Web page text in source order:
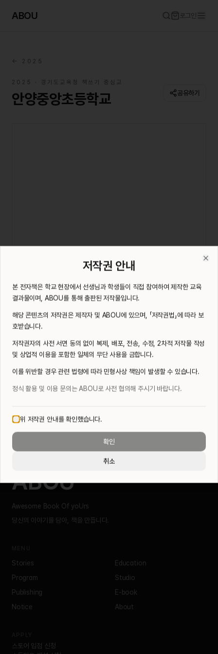
ABOU 로그인
← 2025
2025 · 경기도교육청 책쓰기 중심교
안양중앙초등학교 공유하기
전자책을 열람하시려면 저작권 안내에 동의해 주세요.
저작권 안내 다시 보기
ABOU
Awesome Book Of yoUrs
당신의 이야기를 담아, 책을 만듭니다.
Stories
Education
Program
Studio
Publishing
E-book
Notice
About
스토어 입점 신청
저작권 안내
전자책 열람 전 저작권 동의가 필요합니다.
본 전자책은 학교 현장에서 선생님과 학생들이 직접 참여하여 제작한 교육
결과물이며, ABOU를 통해 출판된 저작물입니다.
해당 콘텐츠의 저작권은 제작자 및 ABOU에 있으며, 「저작권법」에 따라 보
호받습니다.
저작권자의 사전 서면 동의 없이 복제, 배포, 전송, 수정, 2차적 저작물 작성
및 상업적 이용을 포함한 일체의 무단 사용을 금합니다.
이를 위반할 경우 관련 법령에 따라 민형사상 책임이 발생할 수 있습니다.
정식 활용 및 이용 문의는 ABOU로 사전 협의해 주시기 바랍니다.
위 저작권 안내를 확인했습니다.
취소
확인